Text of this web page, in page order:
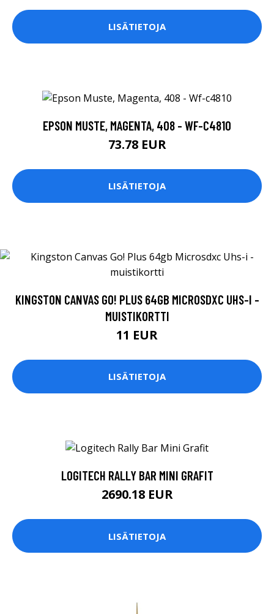
LISÄTIETOJA
EPSON MUSTE, MAGENTA, 408 - WF-C4810
73.78 EUR
LISÄTIETOJA
KINGSTON CANVAS GO! PLUS 64GB MICROSDXC UHS-I -
MUISTIKORTTI
11 EUR
LISÄTIETOJA
LOGITECH RALLY BAR MINI GRAFIT
2690.18 EUR
LISÄTIETOJA